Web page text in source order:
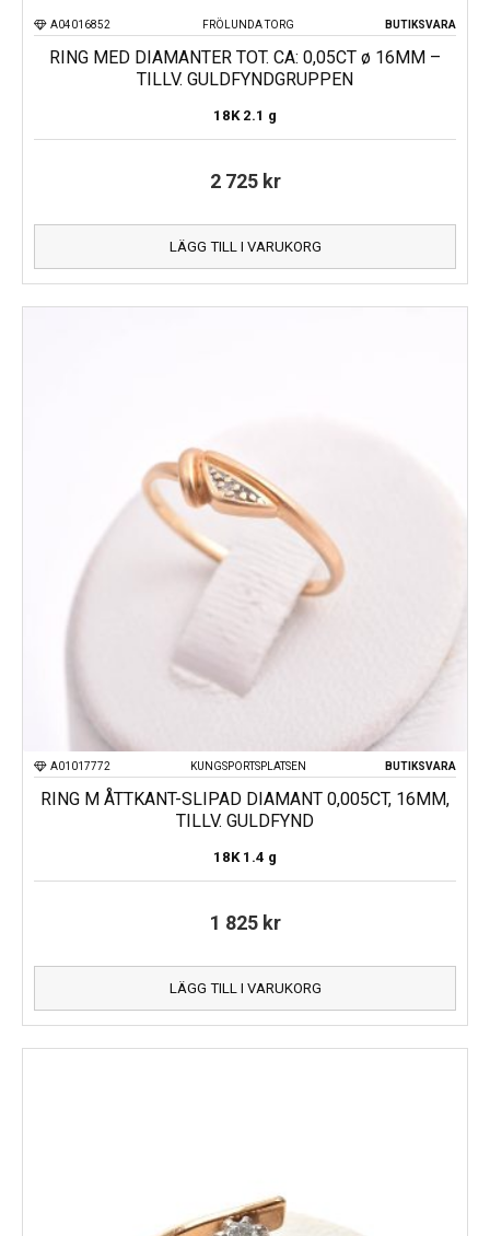
FRÖLUNDA TORG
A04016852 BUTIKSVARA
RING MED DIAMANTER TOT. CA: 0,05CT ø 16MM –
TILLV. GULDFYNDGRUPPEN
18K 2.1 g
2 725 kr
LÄGG TILL I VARUKORG
KUNGSPORTSPLATSEN
A01017772 BUTIKSVARA
RING M ÅTTKANT-SLIPAD DIAMANT 0,005CT, 16MM,
TILLV. GULDFYND
18K 1.4 g
1 825 kr
LÄGG TILL I VARUKORG